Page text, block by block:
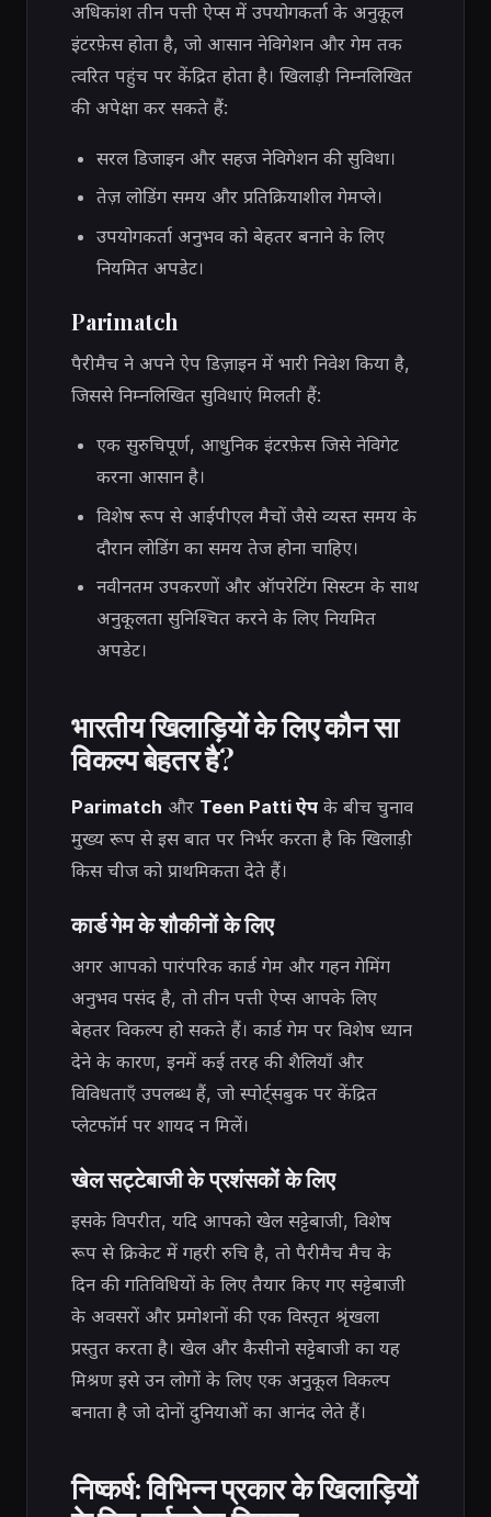
अधिकांश तीन पत्ती ऐप्स में उपयोगकर्ता के अनुकूल
इंटरफ़ेस होता है, जो आसान नेविगेशन और गेम तक
त्वरित पहुंच पर केंद्रित होता है। खिलाड़ी निम्नलिखित
की अपेक्षा कर सकते हैं:
सरल डिजाइन और सहज नेविगेशन की सुविधा।
तेज़ लोडिंग समय और प्रतिक्रियाशील गेमप्ले।
उपयोगकर्ता अनुभव को बेहतर बनाने के लिए
नियमित अपडेट।
Parimatch
पैरीमैच ने अपने ऐप डिज़ाइन में भारी निवेश किया है,
जिससे निम्नलिखित सुविधाएं मिलती हैं:
एक सुरुचिपूर्ण, आधुनिक इंटरफ़ेस जिसे नेविगेट
करना आसान है।
विशेष रूप से आईपीएल मैचों जैसे व्यस्त समय के
दौरान लोडिंग का समय तेज होना चाहिए।
नवीनतम उपकरणों और ऑपरेटिंग सिस्टम के साथ
अनुकूलता सुनिश्चित करने के लिए नियमित
अपडेट।
भारतीय खिलाड़ियों के लिए कौन सा
विकल्प बेहतर है?
Parimatch और Teen Patti ऐप के बीच चुनाव
मुख्य रूप से इस बात पर निर्भर करता है कि खिलाड़ी
किस चीज को प्राथमिकता देते हैं।
कार्ड गेम के शौकीनों के लिए
अगर आपको पारंपरिक कार्ड गेम और गहन गेमिंग
अनुभव पसंद है, तो तीन पत्ती ऐप्स आपके लिए
बेहतर विकल्प हो सकते हैं। कार्ड गेम पर विशेष ध्यान
देने के कारण, इनमें कई तरह की शैलियाँ और
विविधताएँ उपलब्ध हैं, जो स्पोर्ट्सबुक पर केंद्रित
प्लेटफॉर्म पर शायद न मिलें।
खेल सट्टेबाजी के प्रशंसकों के लिए
इसके विपरीत, यदि आपको खेल सट्टेबाजी, विशेष
रूप से क्रिकेट में गहरी रुचि है, तो पैरीमैच मैच के
दिन की गतिविधियों के लिए तैयार किए गए सट्टेबाजी
के अवसरों और प्रमोशनों की एक विस्तृत श्रृंखला
प्रस्तुत करता है। खेल और कैसीनो सट्टेबाजी का यह
मिश्रण इसे उन लोगों के लिए एक अनुकूल विकल्प
बनाता है जो दोनों दुनियाओं का आनंद लेते हैं।
निष्कर्ष: विभिन्न प्रकार के खिलाड़ियों